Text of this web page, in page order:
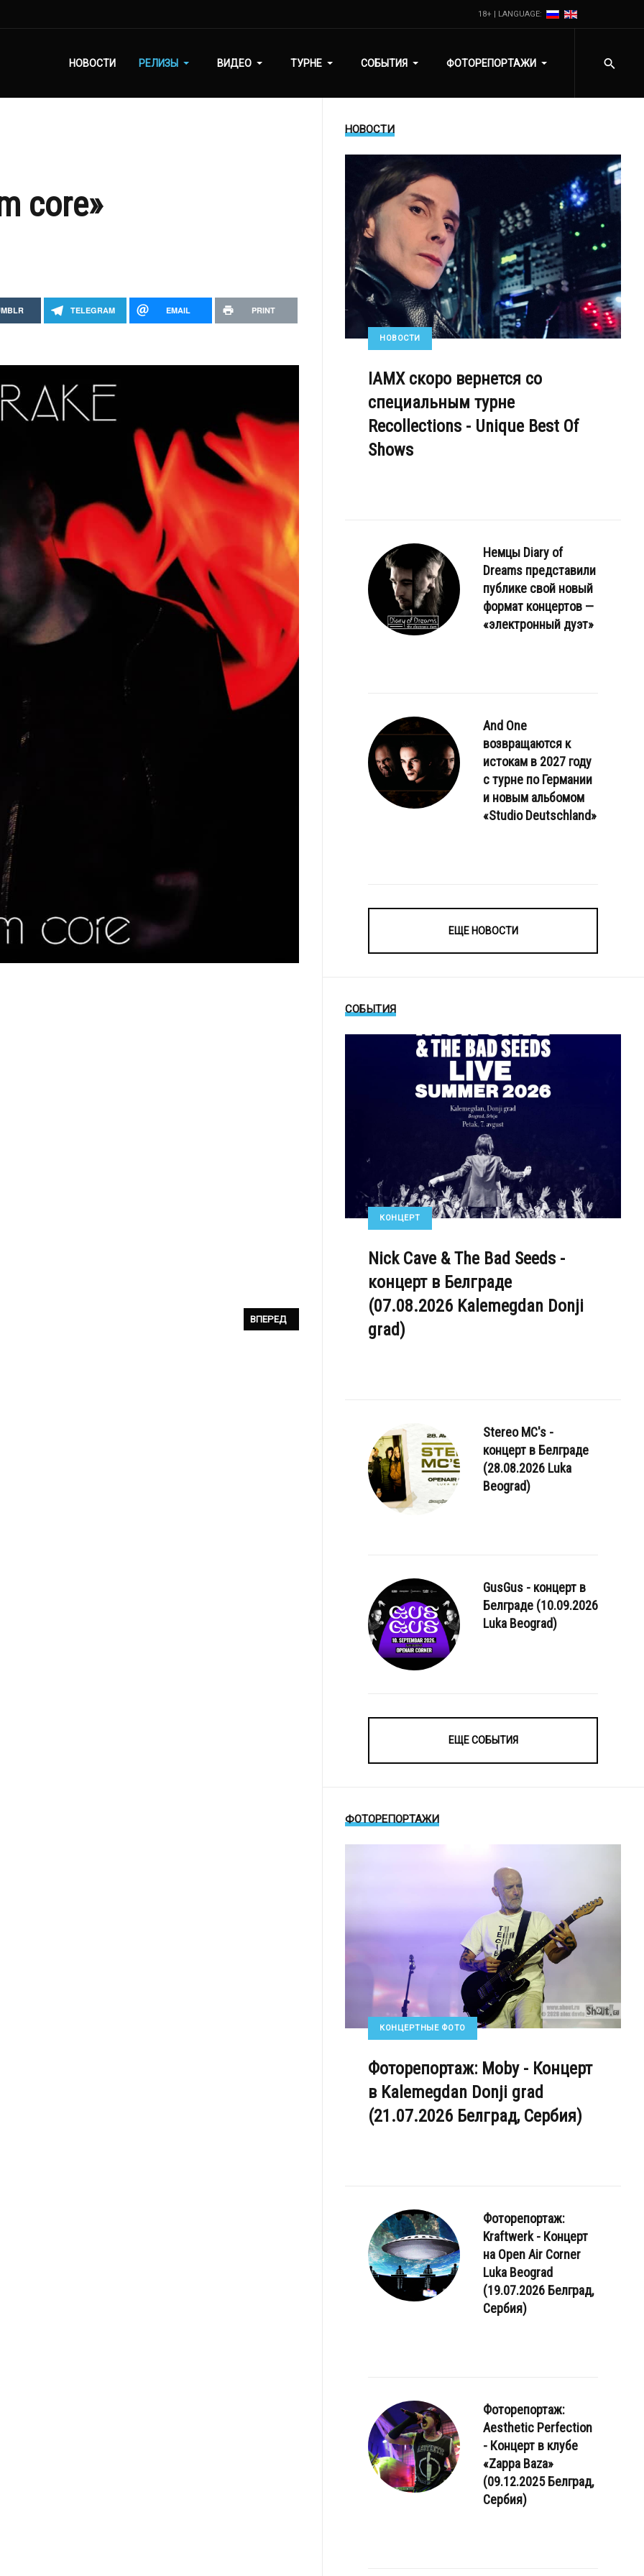
18+ | LANGUAGE:
НОВОСТИ РЕЛИЗЫ ВИДЕО ТУРНЕ СОБЫТИЯ ФОТОРЕПОРТАЖИ
core»
TELEGRAM EMAIL PRINT
СЛЕДУЮЩИЙ: VNV NATION - «ELECTRIC SUN»
ВПЕРЕД
НОВОСТИ
НОВОСТИ
IAMX скоро вернется со
специальным турне
Recollections - Unique Best Of
Shows
Немцы Diary of
Dreams представили
публике свой новый
формат концертов —
«электронный дуэт»
And One
возвращаются к
истокам в 2027 году
с турне по Германии
и новым альбомом
«Studio Deutschland»
ЕЩЕ НОВОСТИ
СОБЫТИЯ
КОНЦЕРТ
Nick Cave & The Bad Seeds -
концерт в Белграде
(07.08.2026 Kalemegdan Donji
grad)
Stereo MC's -
концерт в Белграде
(28.08.2026 Luka
Beograd)
GusGus - концерт в
Белграде (10.09.2026
Luka Beograd)
ЕЩЕ СОБЫТИЯ
ФОТОРЕПОРТАЖИ
КОНЦЕРТНЫЕ ФОТО
Фоторепортаж: Moby - Концерт
в Kalemegdan Donji grad
(21.07.2026 Белград, Сербия)
Фоторепортаж:
Kraftwerk - Концерт
на Open Air Corner
Luka Beograd
(19.07.2026 Белград,
Сербия)
Фоторепортаж:
Aesthetic Perfection
- Концерт в клубе
«Zappa Baza»
(09.12.2025 Белград,
Сербия)